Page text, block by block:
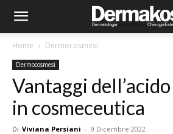
Home Dermocosmesi
Dermocosmesi
Vantaggi
in cosmeceutica
Di Viviana Persiani - 9 Dicembre 2022